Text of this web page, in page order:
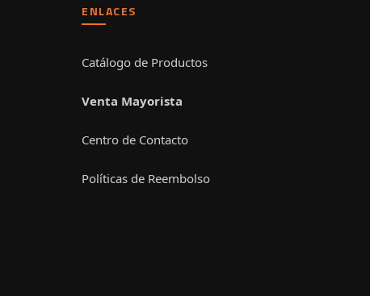
ENLACES
Catálogo de Productos
Venta Mayorista
Centro de Contacto
Políticas de Reembolso